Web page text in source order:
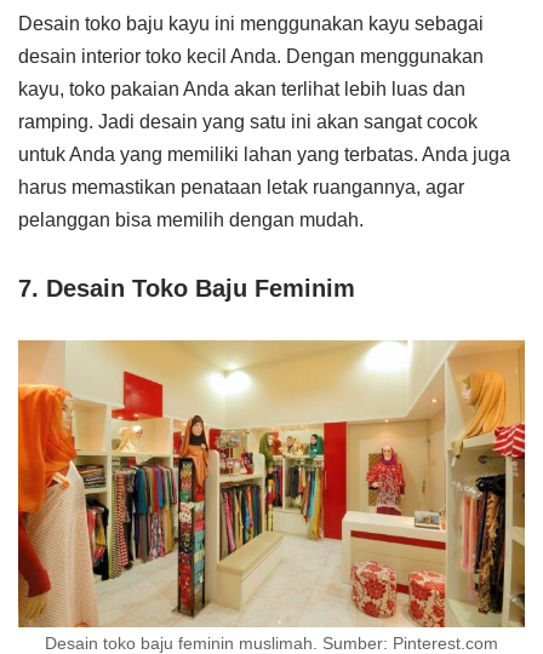
Desain toko baju kayu ini menggunakan kayu sebagai
desain interior toko kecil Anda. Dengan menggunakan
kayu, toko pakaian Anda akan terlihat lebih luas dan
ramping. Jadi desain yang satu ini akan sangat cocok
untuk Anda yang memiliki lahan yang terbatas. Anda juga
harus memastikan penataan letak ruangannya, agar
pelanggan bisa memilih dengan mudah.
7. Desain Toko Baju Feminim
Desain toko baju feminin muslimah. Sumber: Pinterest.com